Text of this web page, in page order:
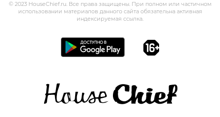
© 2023 HouseChief.ru. Все права защищены. При полном или частичном
использовании материалов данного сайта обязательна активная
индексируемая ссылка.